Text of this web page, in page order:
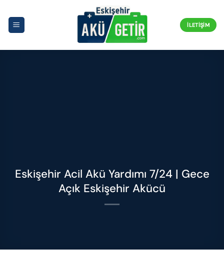
atla
İLETIŞIM
Eskişehir Acil Akü Yardımı 7/24 | Gece
Açık Eskişehir Akücü